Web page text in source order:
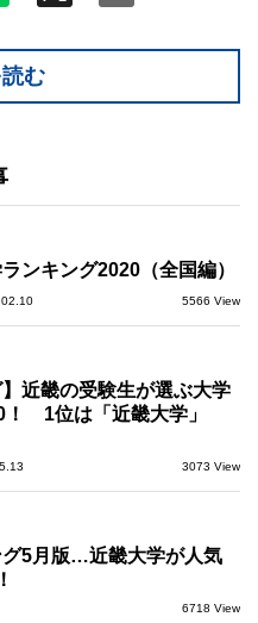
む
ンキング2020（全国編）
5566 View
】近畿の受験生が選ぶ大学
！ 1位は「近畿大学」
3073 View
5月版…近畿大学が人気
6718 View